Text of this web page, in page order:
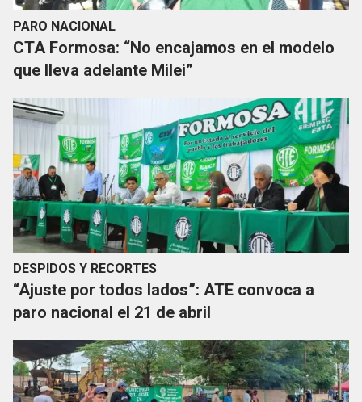
PARO NACIONAL
CTA Formosa: “No encajamos en el modelo
que lleva adelante Milei”
DESPIDOS Y RECORTES
“Ajuste por todos lados”: ATE convoca a
paro nacional el 21 de abril